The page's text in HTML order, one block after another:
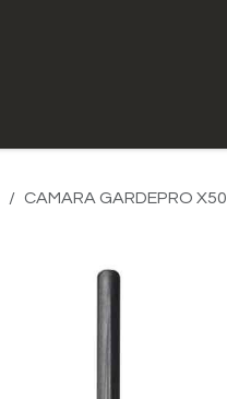
CAMARA GARDEPRO X50